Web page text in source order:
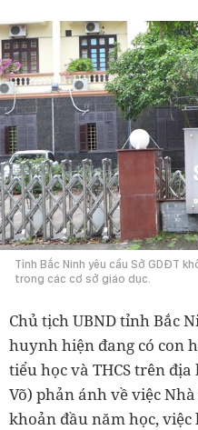
Tỉnh Bắc Ninh yêu cầu Sở GDĐT
trong các cơ sở giáo dục.
Chủ tịch UBND tỉnh Bắc
huynh hiện đang có con
tiểu học và THCS trên
Võ) phản ánh về việc
khoản đầu năm học,